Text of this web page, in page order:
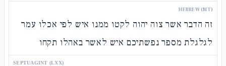
HEBREW (MT)
זה הדבר אשר צוה יהוה לקטו ממנו איש לפי אכלו עמר
לגלגלת מספר נפשתיכם איש לאשר באהלו תקחו
SEPTUAGINT (LXX)